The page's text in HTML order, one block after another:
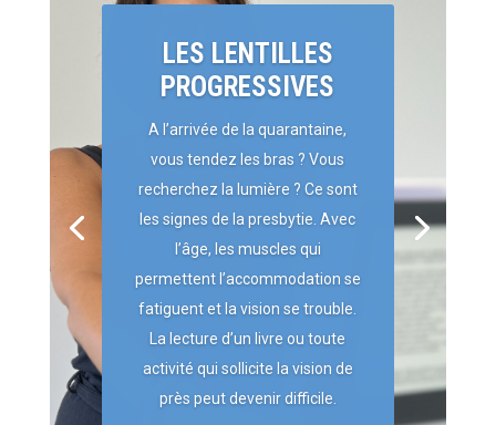
LES LENTILLES
PROGRESSIVES
A l’arrivée de la quarantaine,
vous tendez les bras ? Vous
recherchez la lumière ? Ce sont
les signes de la presbytie. Avec
l’âge, les muscles qui
permettent l’accommodation se
fatiguent et la vision se trouble.
La lecture d’un livre ou toute
activité qui sollicite la vision de
près peut devenir difficile.